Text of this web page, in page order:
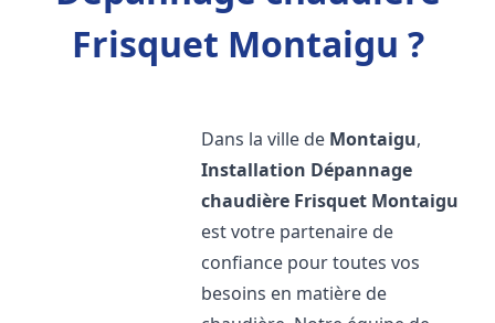
Frisquet Montaigu ?
Dans la ville de Montaigu,
Installation Dépannage
chaudière Frisquet Montaigu
est votre partenaire de
confiance pour toutes vos
besoins en matière de